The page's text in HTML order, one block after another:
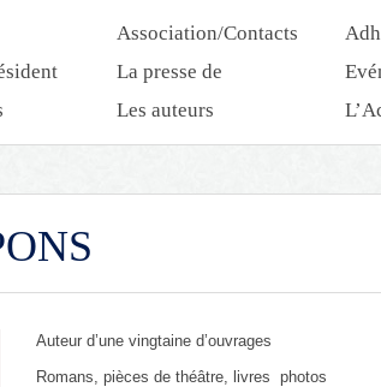
Association/Contacts
La presse de
l’association
Les auteurs
Auteur d’une vingtaine d’ouvrages
Romans, pièces de théâtre, livres photos